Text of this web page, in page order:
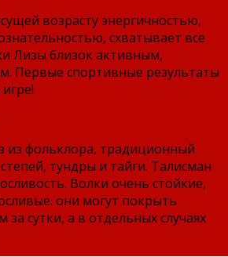
возрасту энергичностью,
схватывает все
Лизы близок активным,
Первые спортивные результаты
из фольклора, традиционный
тундры и тайги. Талисман
Волки очень стойкие,
они могут покрыть
за сутки, а в отдельных случаях